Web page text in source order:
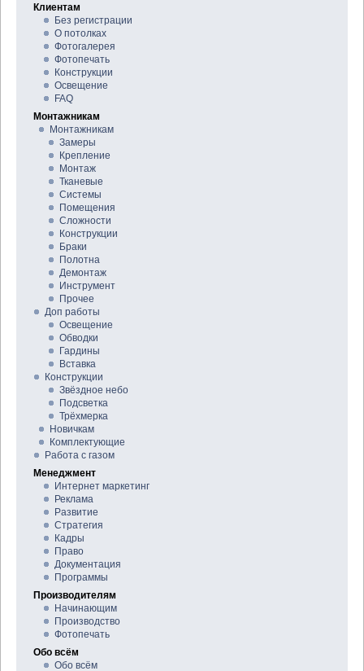
Клиентам
Без регистрации
О потолках
Фотогалерея
Фотопечать
Конструкции
Освещение
FAQ
Монтажникам
Монтажникам
Замеры
Крепление
Монтаж
Тканевые
Системы
Помещения
Сложности
Конструкции
Браки
Полотна
Демонтаж
Инструмент
Прочее
Доп работы
Освещение
Обводки
Гардины
Вставка
Конструкции
Звёздное небо
Подсветка
Трёхмерка
Новичкам
Комплектующие
Работа с газом
Менеджмент
Интернет маркетинг
Реклама
Развитие
Стратегия
Кадры
Право
Документация
Программы
Производителям
Начинающим
Производство
Фотопечать
Обо всём
Обо всём